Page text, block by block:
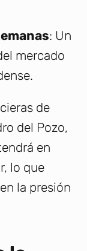
: Un
mercado
de
del Pozo,
en
lo que
la presión